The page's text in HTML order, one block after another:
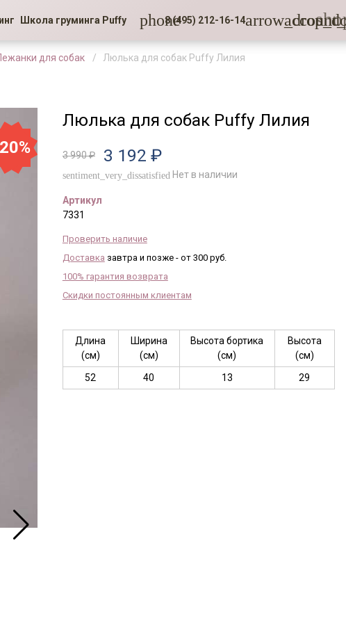
Школа груминга Puffy phone8 (495) 212-16-14
для собак Люлька для собак Puffy Лилия
Люлька для собак Puffy Лилия
3 990 ₽ 3 192 ₽
sentiment_very_dissatisfied Нет в наличии
Артикул
7331
Проверить наличие
Доставка завтра и позже - от 300 руб.
100% гарантия возврата
Скидки постоянным клиентам
Длина
(см)
Ширина
(см)
Высота бортика
(см)
Высота
(см)
52
40 13 29